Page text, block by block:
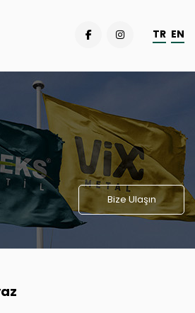
TR EN
Bize Ulaşın